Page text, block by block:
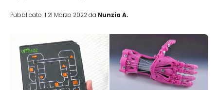
Pubblicato il 21 Marzo 2022 da Nunzia A.